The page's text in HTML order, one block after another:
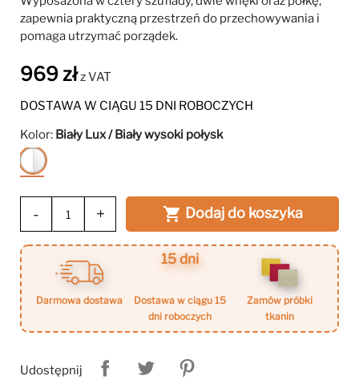
zapewnia praktyczną przestrzeń do przechowywania i
pomaga utrzymać porządek.
969 złz VAT
DOSTAWA W CIĄGU 15 DNI ROBOCZYCH
Kolor: Biały Lux / Biały wysoki połysk
Biały
Lux
wysoki
- +  Dodaj do koszyka
darmowa dostawa
15 dni
dostawa w ciągu 15
dni roboczych
zamów próbki
tkanin
Udostępnij